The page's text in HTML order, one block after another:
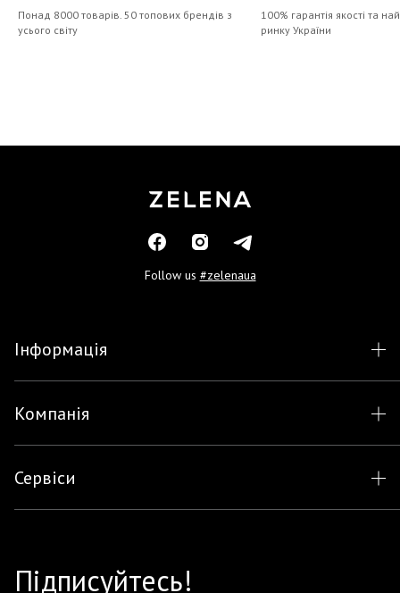
Понад 8000 товарів. 50 топових брендів з
усього світу
100% гарантія якості та
ринку України
Follow us #zelenaua
Інформація
Компанія
Сервіси
Підписуйтесь!